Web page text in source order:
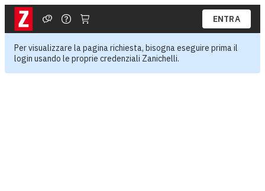
ENTRA
Per visualizzare la pagina richiesta, bisogna eseguire prima il
login usando le proprie credenziali Zanichelli.